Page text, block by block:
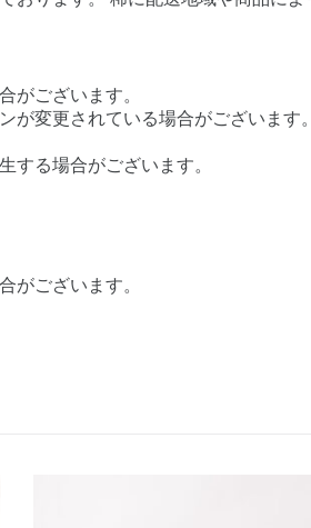
がございます。
変更されている場合がございます。
する場合がございます。
がございます。